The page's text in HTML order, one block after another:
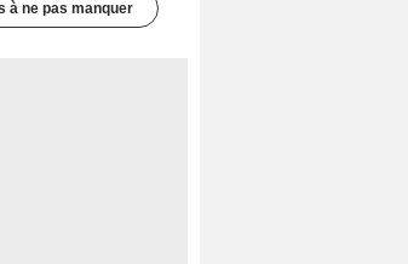
à ne pas manquer